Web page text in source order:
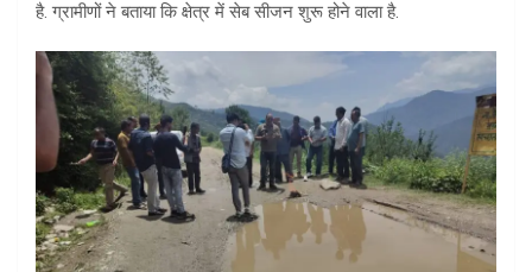
है. ग्रामीणों ने बताया कि क्षेत्र में सेब सीजन शुरू होने वाला है.